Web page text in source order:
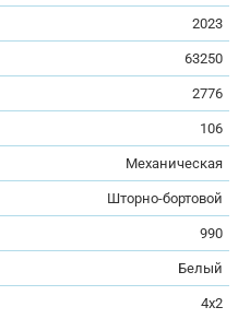
2023
63250
2776
106
Механическая
Шторно-бортовой
990
Белый
4x2